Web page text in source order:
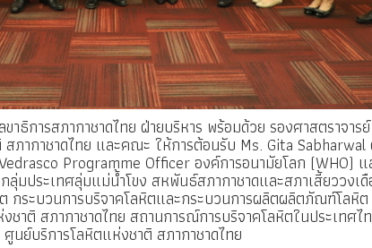
ธิการสภากาชาดไทย ฝ่ายบริหาร พร้อมด้วย รองศาสตราจา
ภากาชาดไทย และคณะ ให้การต้อนรับ Ms. Gita Sabharwal
Programme Officer องค์การอนามัยโลก (WHO) แ
ประเทศลุ่มแม่น้ำโขง สหพันธ์สภากาชาดและสภาเสี้ยววงเ
กระบวนการบริจาคโลหิตและกระบวนการผลิตผลิตภัณฑ์โลหิ
าติ สภากาชาดไทย สถานการณ์การบริจาคโลหิตในประเทศไ
ศูนย์บริการโลหิตแห่งชาติ สภากาชาดไทย